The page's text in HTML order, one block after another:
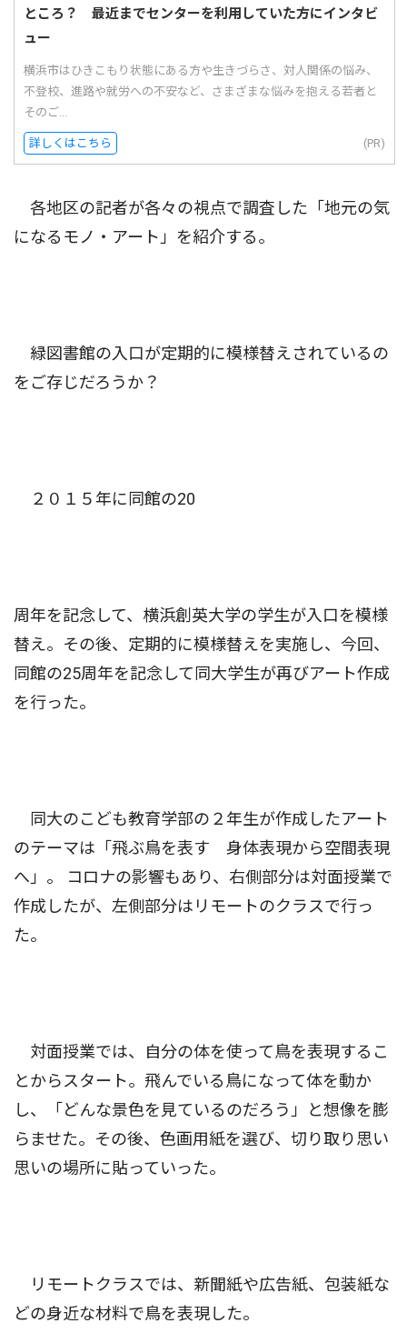
ところ？ 最近までセンターを利用していた方にインタビ
ュー
横浜市はひきこもり状態にある方や生きづらさ、対人関係の悩み、
不登校、進路や就労への不安など、さまざまな悩みを抱える若者と
そのご...
詳しくはこちら (PR)
各地区の記者が各々の視点で調査した「地元の気
になるモノ・アート」を紹介する。
緑図書館の入口が定期的に模様替えされているの
をご存じだろうか？
２０１５年に同館の20
周年を記念して、横浜創英大学の学生が入口を模様
替え。その後、定期的に模様替えを実施し、今回、
同館の25周年を記念して同大学生が再びアート作成
を行った。
同大のこども教育学部の２年生が作成したアート
のテーマは「飛ぶ鳥を表す 身体表現から空間表現
へ」。 コロナの影響もあり、右側部分は対面授業で
作成したが、左側部分はリモートのクラスで行っ
た。
対面授業では、自分の体を使って鳥を表現するこ
とからスタート。飛んでいる鳥になって体を動か
し、「どんな景色を見ているのだろう」と想像を膨
らませた。その後、色画用紙を選び、切り取り思い
思いの場所に貼っていった。
リモートクラスでは、新聞紙や広告紙、包装紙な
どの身近な材料で鳥を表現した。